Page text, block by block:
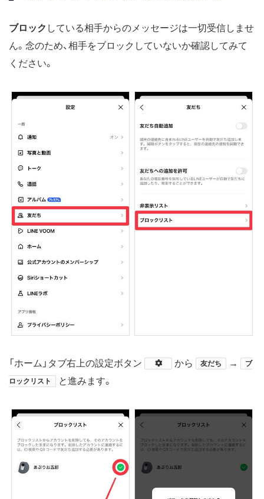
ブロック している相手からのメッセージは一切受信しませ
ん。念のため、相手をブロックしていないか確認してみて
ください。
「ホーム」タブ右上の設定ボタン ​から 友だち → ブ
ロックリスト と進みます。